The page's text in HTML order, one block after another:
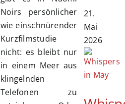
Noirs persönlicher
wie einschnürender
Kurzfilmstudie
nicht: es bleibt nur
in einem Meer aus
klingelnden
Telefonen zu
21.
Mai
2026